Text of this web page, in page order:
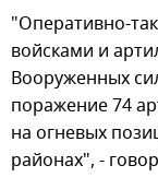
"Оперативно-
войсками и
Вооруженных
поражение 74
на огневых
районах", -